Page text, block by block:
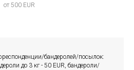
от 500 EUR
бандеролей/посылок:
до 3 кг - 50 EUR, бандероли/